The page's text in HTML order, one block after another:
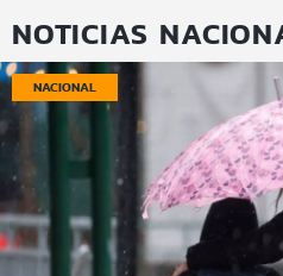
NOTICIAS
NACIONAL